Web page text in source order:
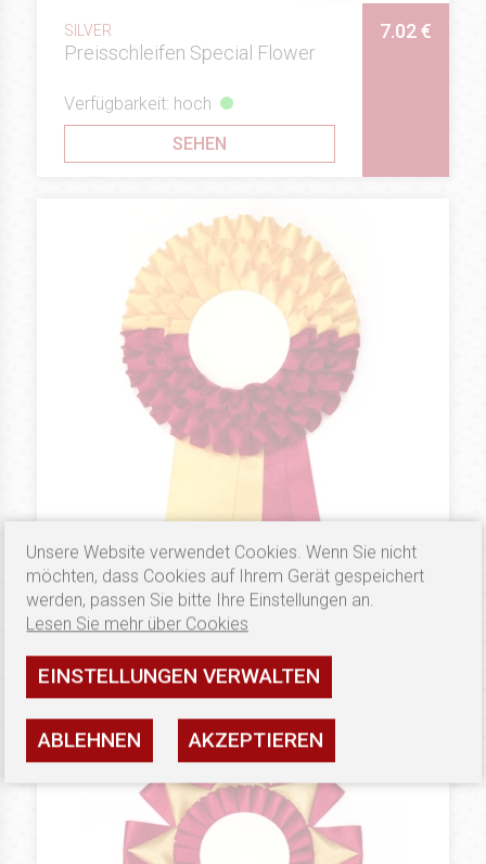
SILVER
Preisschleifen Special Flower
7.02 €
Verfügbarkeit: hoch
SEHEN
SILVER
Preisschleifen Triple Half
3.57 €
Verfügbarkeit: hoch
SEHEN
Unsere Website verwendet Cookies. Wenn Sie nicht
möchten, dass Cookies auf Ihrem Gerät gespeichert
werden, passen Sie bitte Ihre Einstellungen an.
Lesen Sie mehr über Cookies
EINSTELLUNGEN VERWALTEN
ABLEHNEN AKZEPTIEREN